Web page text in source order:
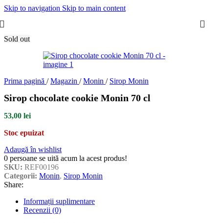
Skip to navigation Skip to main content
Sold out
Prima pagină / Magazin / Monin / Sirop Monin
Sirop chocolate cookie Monin 70 cl
53,00 lei
Stoc epuizat
Adaugă în wishlist
0 persoane se uită acum la acest produs!
SKU: REF00196
Categorii: Monin, Sirop Monin
Share:
Informații suplimentare
Recenzii (0)